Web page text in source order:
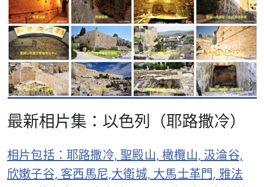
最新相片集：以色列（耶路撒冷）
相片包括：耶路撒冷, 聖殿山, 橄欖山, 汲淪谷,
欣嫩子谷, 客西馬尼,大衛城, 大馬士革門, 雅法